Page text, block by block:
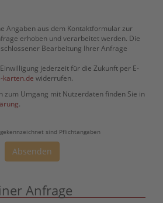
Angaben aus dem Kontaktformular zur
erhoben und verarbeitet werden. Die
Bearbeitung Ihrer Anfrage
jederzeit für die Zukunft per E-
karten.de widerrufen.
zum Umgang mit Nutzerdaten finden Sie in
.
sind Pflichtangaben
Absenden
Anfrage